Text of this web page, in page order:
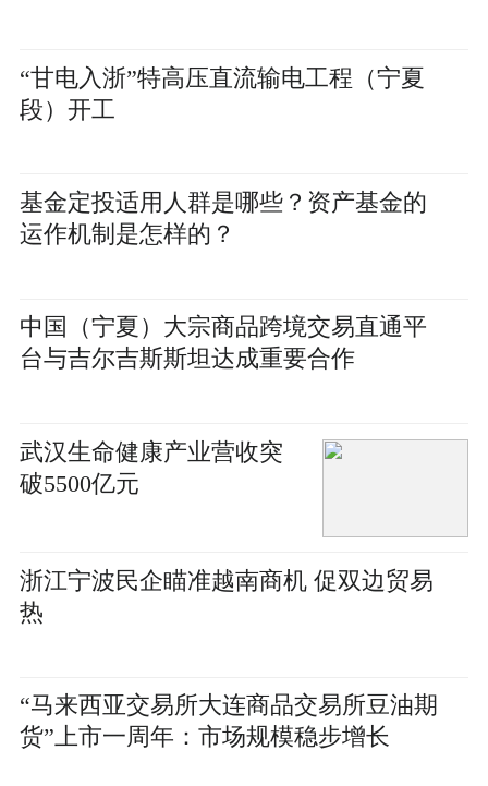
“甘电入浙”特高压直流输电工程（宁夏
段）开工
基金定投适用人群是哪些？资产基金的
运作机制是怎样的？
中国（宁夏）大宗商品跨境交易直通平
台与吉尔吉斯斯坦达成重要合作
武汉生命健康产业营收突
破5500亿元
浙江宁波民企瞄准越南商机 促双边贸易
热
“马来西亚交易所大连商品交易所豆油期
货”上市一周年：市场规模稳步增长